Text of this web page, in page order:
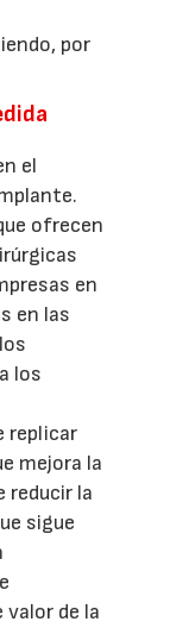
por
el
ofrecen
en
en las
los
replicar
mejora la
reducir la
sigue
de la